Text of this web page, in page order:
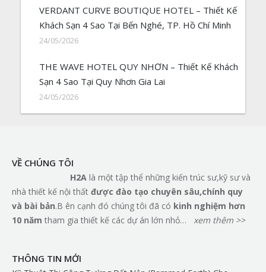
VERDANT CURVE BOUTIQUE HOTEL – Thiết Kế
Khách Sạn 4 Sao Tại Bến Nghé, TP. Hồ Chí Minh
24/05/2026
THE WAVE HOTEL QUY NHƠN – Thiết Kế Khách
Sạn 4 Sao Tại Quy Nhơn Gia Lai
24/05/2026
VỀ CHÚNG TÔI
H2A là một tập thể những kiến trúc sư,kỹ sư và
nhà thiết kế nội thất được đào tạo chuyên sâu,chính quy
và bài bản.B ên cạnh đó chúng tôi đã có kinh nghiệm hơn
10 năm tham gia thiết kế các dự án lớn nhỏ… xem thêm >>
THÔNG TIN MỚI